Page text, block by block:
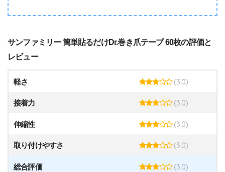
サンファミリー 簡単貼るだけDr.巻き爪テープ 60枚の評価と
レビュー
軽さ (3.0)
接着力 (3.0)
伸縮性 (3.0)
取り付けやすさ (3.0)
総合評価 (3.0)